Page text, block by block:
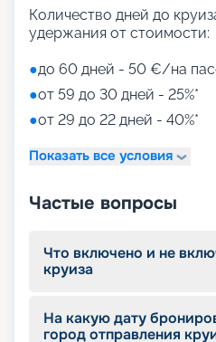
Количество дней до
удержания от стоимости:
●до 60 дней - 50 €/на
●от 59 до 30 дней - 25%*
●от 29 до 22 дней - 40%*
Показать все условия
Частые вопросы
Что включено и не
круиза
На какую дату
город отправления